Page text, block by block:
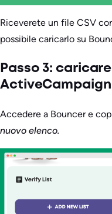
Riceverete un file CSV
possibile caricarlo su
Passo 3:
ActiveCampaign
Accedere a Bouncer e
nuovo elenco.